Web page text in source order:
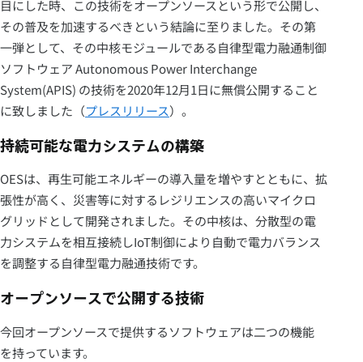
目にした時、この技術をオープンソースという形で公開し、
その普及を加速するべきという結論に至りました。その第
一弾として、その中核モジュールである自律型電力融通制御
ソフトウェア Autonomous Power Interchange
System(APIS) の技術を2020年12月1日に無償公開すること
に致しました（プレスリリース）。
持続可能な電力システムの構築
OESは、再生可能エネルギーの導入量を増やすとともに、拡
張性が高く、災害等に対するレジリエンスの高いマイクロ
グリッドとして開発されました。その中核は、分散型の電
力システムを相互接続しIoT制御により自動で電力バランス
を調整する自律型電力融通技術です。
オープンソースで公開する技術
今回オープンソースで提供するソフトウェアは二つの機能
を持っています。